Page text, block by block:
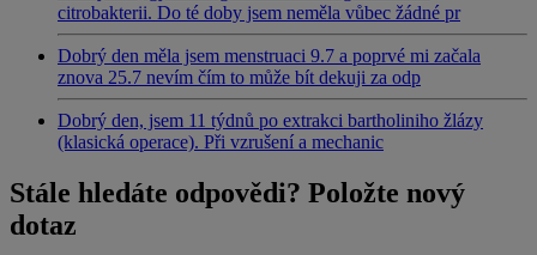
citrobakterii. Do té doby jsem neměla vůbec žádné pr
Dobrý den měla jsem menstruaci 9.7 a poprvé mi začala
znova 25.7 nevím čím to může bít dekuji za odp
Dobrý den, jsem 11 týdnů po extrakci bartholiniho žlázy
(klasická operace). Při vzrušení a mechanic
Stále hledáte odpovědi? Položte nový
dotaz